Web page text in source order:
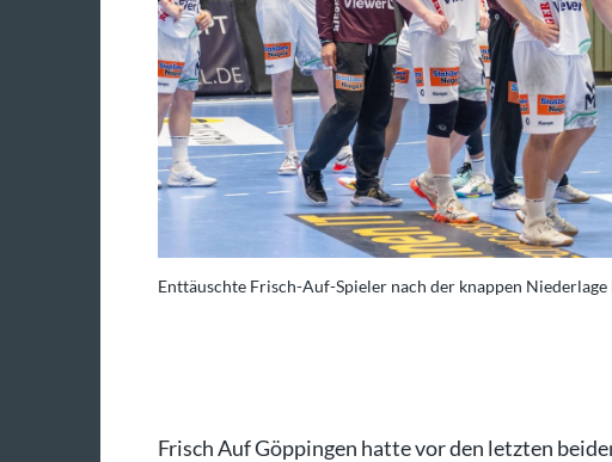
Enttäuschte Frisch-Auf-Spieler nach der knappen
Frisch Auf Göppingen hatte vor den letzten